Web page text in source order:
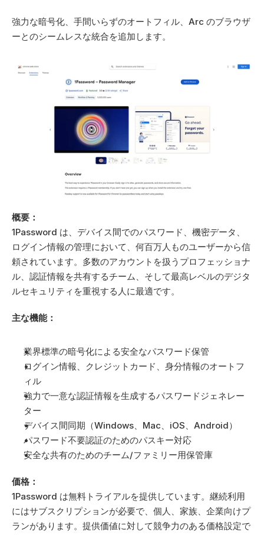
強力な暗号化、手間いらずのオートフィル、Arc のブラウザ
ーとのシームレスな統合を追加します。
概要：
1Password は、デバイス間でのパスワード、機密データ、
ログイン情報の管理において、何百万人ものユーザーから信
頼されています。多数のアカウントを扱うプロフェッショナ
ル、認証情報を共有するチーム、そして最高レベルのデジタ
ルセキュリティを重視する人に最適です。
主な機能：
業界標準の暗号化による安全なパスワード保管
ログイン情報、クレジットカード、身分情報のオートフ
ィル
強力で一意な認証情報を生成するパスワードジェネレー
ター
デバイス間同期（Windows、Mac、iOS、Android）
パスワード不要認証のためのパスキー対応
安全な共有のためのチーム/ファミリー用保管庫
価格：
1Password は無料トライアルを提供しています。継続利用
にはサブスクリプションが必要で、個人、家族、企業向けプ
ランがあります。提供価値に対して競争力のある価格設定で